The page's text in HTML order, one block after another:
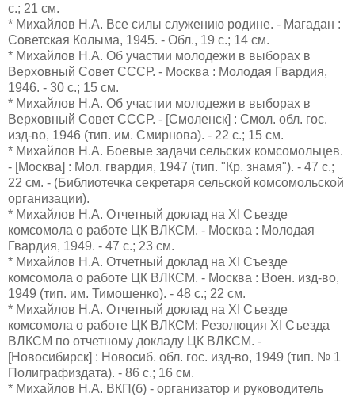
с.; 21 см.
* Михайлов Н.А. Все силы служению родине. - Магадан :
Советская Колыма, 1945. - Обл., 19 с.; 14 см.
* Михайлов Н.А. Об участии молодежи в выборах в
Верховный Совет СССР. - Москва : Молодая Гвардия,
1946. - 30 с.; 15 см.
* Михайлов Н.А. Об участии молодежи в выборах в
Верховный Совет СССР. - [Смоленск] : Смол. обл. гос.
изд-во, 1946 (тип. им. Смирнова). - 22 с.; 15 см.
* Михайлов Н.А. Боевые задачи сельских комсомольцев.
- [Москва] : Мол. гвардия, 1947 (тип. "Кр. знамя"). - 47 с.;
22 см. - (Библиотечка секретаря сельской комсомольской
организации).
* Михайлов Н.А. Отчетный доклад на XI Съезде
комсомола о работе ЦК ВЛКСМ. - Москва : Молодая
Гвардия, 1949. - 47 с.; 23 см.
* Михайлов Н.А. Отчетный доклад на XI Съезде
комсомола о работе ЦК ВЛКСМ. - Москва : Воен. изд-во,
1949 (тип. им. Тимошенко). - 48 с.; 22 см.
* Михайлов Н.А. Отчетный доклад на XI Съезде
комсомола о работе ЦК ВЛКСМ: Резолюция XI Съезда
ВЛКСМ по отчетному докладу ЦК ВЛКСМ. -
[Новосибирск] : Новосиб. обл. гос. изд-во, 1949 (тип. № 1
Полиграфиздата). - 86 с.; 16 см.
* Михайлов Н.А. ВКП(б) - организатор и руководитель